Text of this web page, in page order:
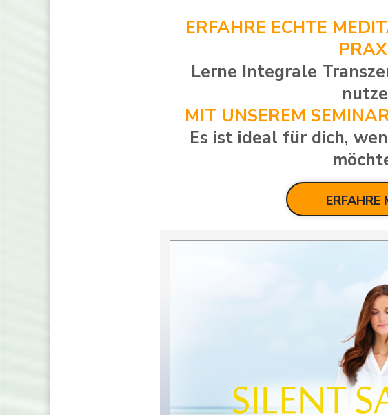
ERFAHRE ECHTE
Lerne Integrale
MIT UNSEREM
Es ist ideal für dich,
ERFAHRE